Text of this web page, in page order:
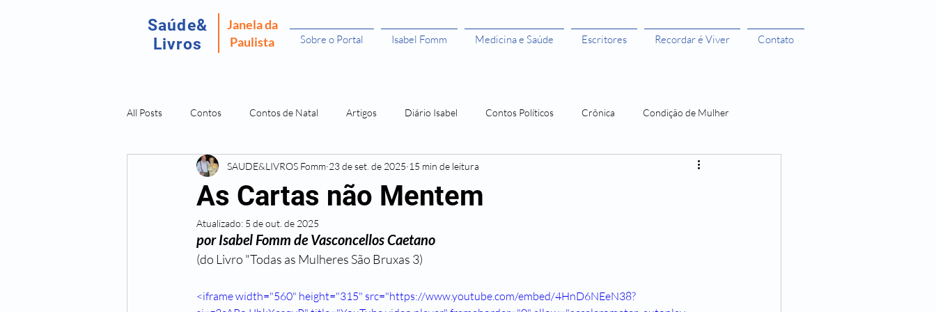
Saúde&
Livros
Janela da
Paulista
Sobre o Portal Isabel Fomm Medicina e Saúde Escritores Recordar é Viver Contato
All Posts Contos Contos de Natal Artigos Diário Isabel Contos Políticos Crônica Condição de Mulher
Recordar É Viver Fantasma da Paulista Todas as Mulheres São Bruxas"
Amostras Livros Isabel Fomm Livros leitura grátis
As Cartas não Mentem
SAUDE&LIVROS Fomm 23 de set. de 2025 15 min de leitura
Atualizado: 5 de out. de 2025
por Isabel Fomm de Vasconcellos Caetano
(do Livro "Todas as Mulheres São Bruxas 3)
<iframe width="560" height="315" src="https://www.youtube.com/embed/4HnD6NEeN38?